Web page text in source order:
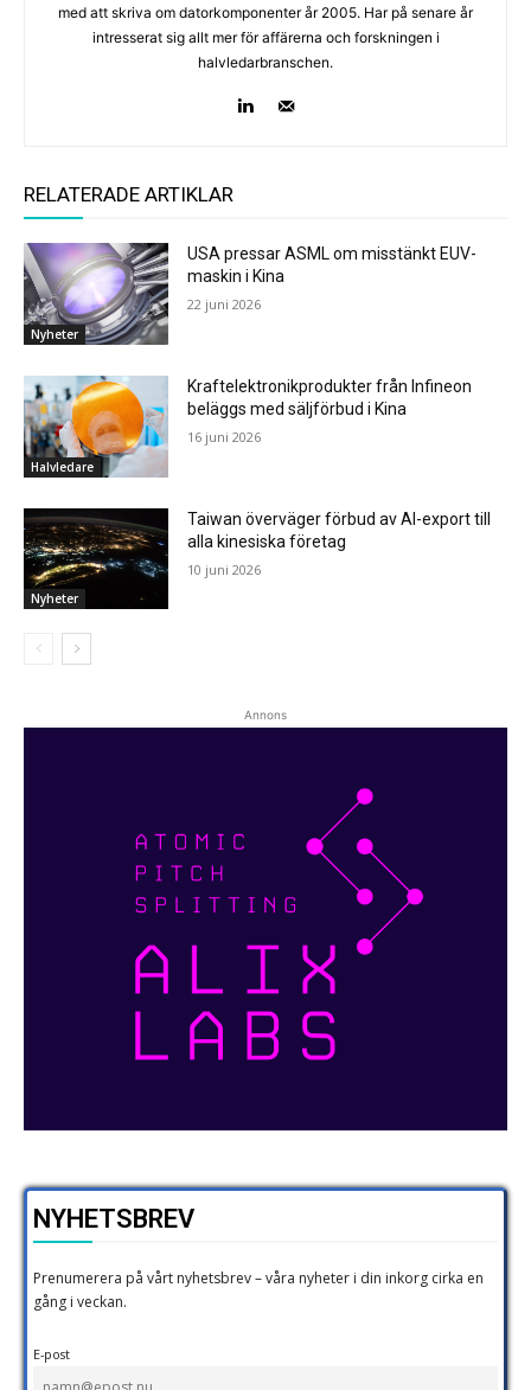
med att skriva om datorkomponenter år 2005. Har på senare år
intresserat sig allt mer för affärerna och forskningen i
halvledarbranschen.
RELATERADE ARTIKLAR
Nyheter
USA pressar ASML om misstänkt EUV-
maskin i Kina
22 juni 2026
Halvledare
Kraftelektronikprodukter från Infineon
beläggs med säljförbud i Kina
16 juni 2026
Nyheter
Taiwan överväger förbud av AI-export till
alla kinesiska företag
10 juni 2026
Annons
NYHETSBREV
Prenumerera på vårt nyhetsbrev – våra nyheter i din inkorg cirka en
gång i veckan.
E-post